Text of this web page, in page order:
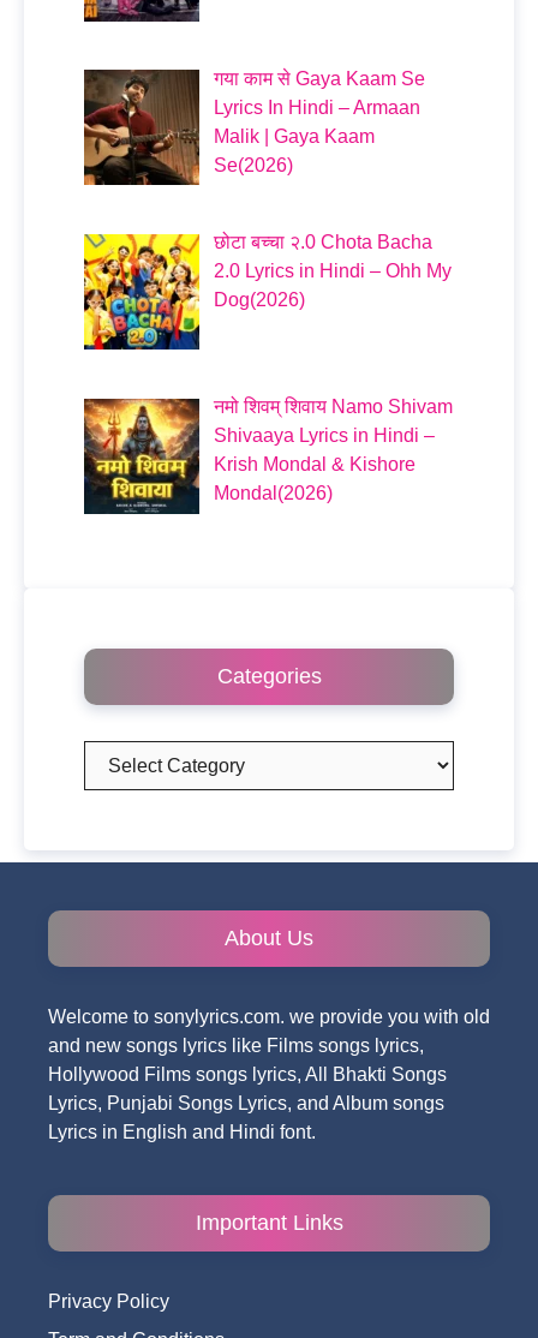
गया काम से Gaya Kaam Se
Lyrics In Hindi – Armaan
Malik | Gaya Kaam
Se(2026)
छोटा बच्चा २.0 Chota Bacha
2.0 Lyrics in Hindi – Ohh My
Dog(2026)
नमो शिवम् शिवाय Namo Shivam
Shivaaya Lyrics in Hindi –
Krish Mondal & Kishore
Mondal(2026)
Categories
Categories
About Us
Welcome to sonylyrics.com. we provide you with old
and new songs lyrics like Films songs lyrics,
Hollywood Films songs lyrics, All Bhakti Songs
Lyrics, Punjabi Songs Lyrics, and Album songs
Lyrics in English and Hindi font.
Important Links
Privacy Policy